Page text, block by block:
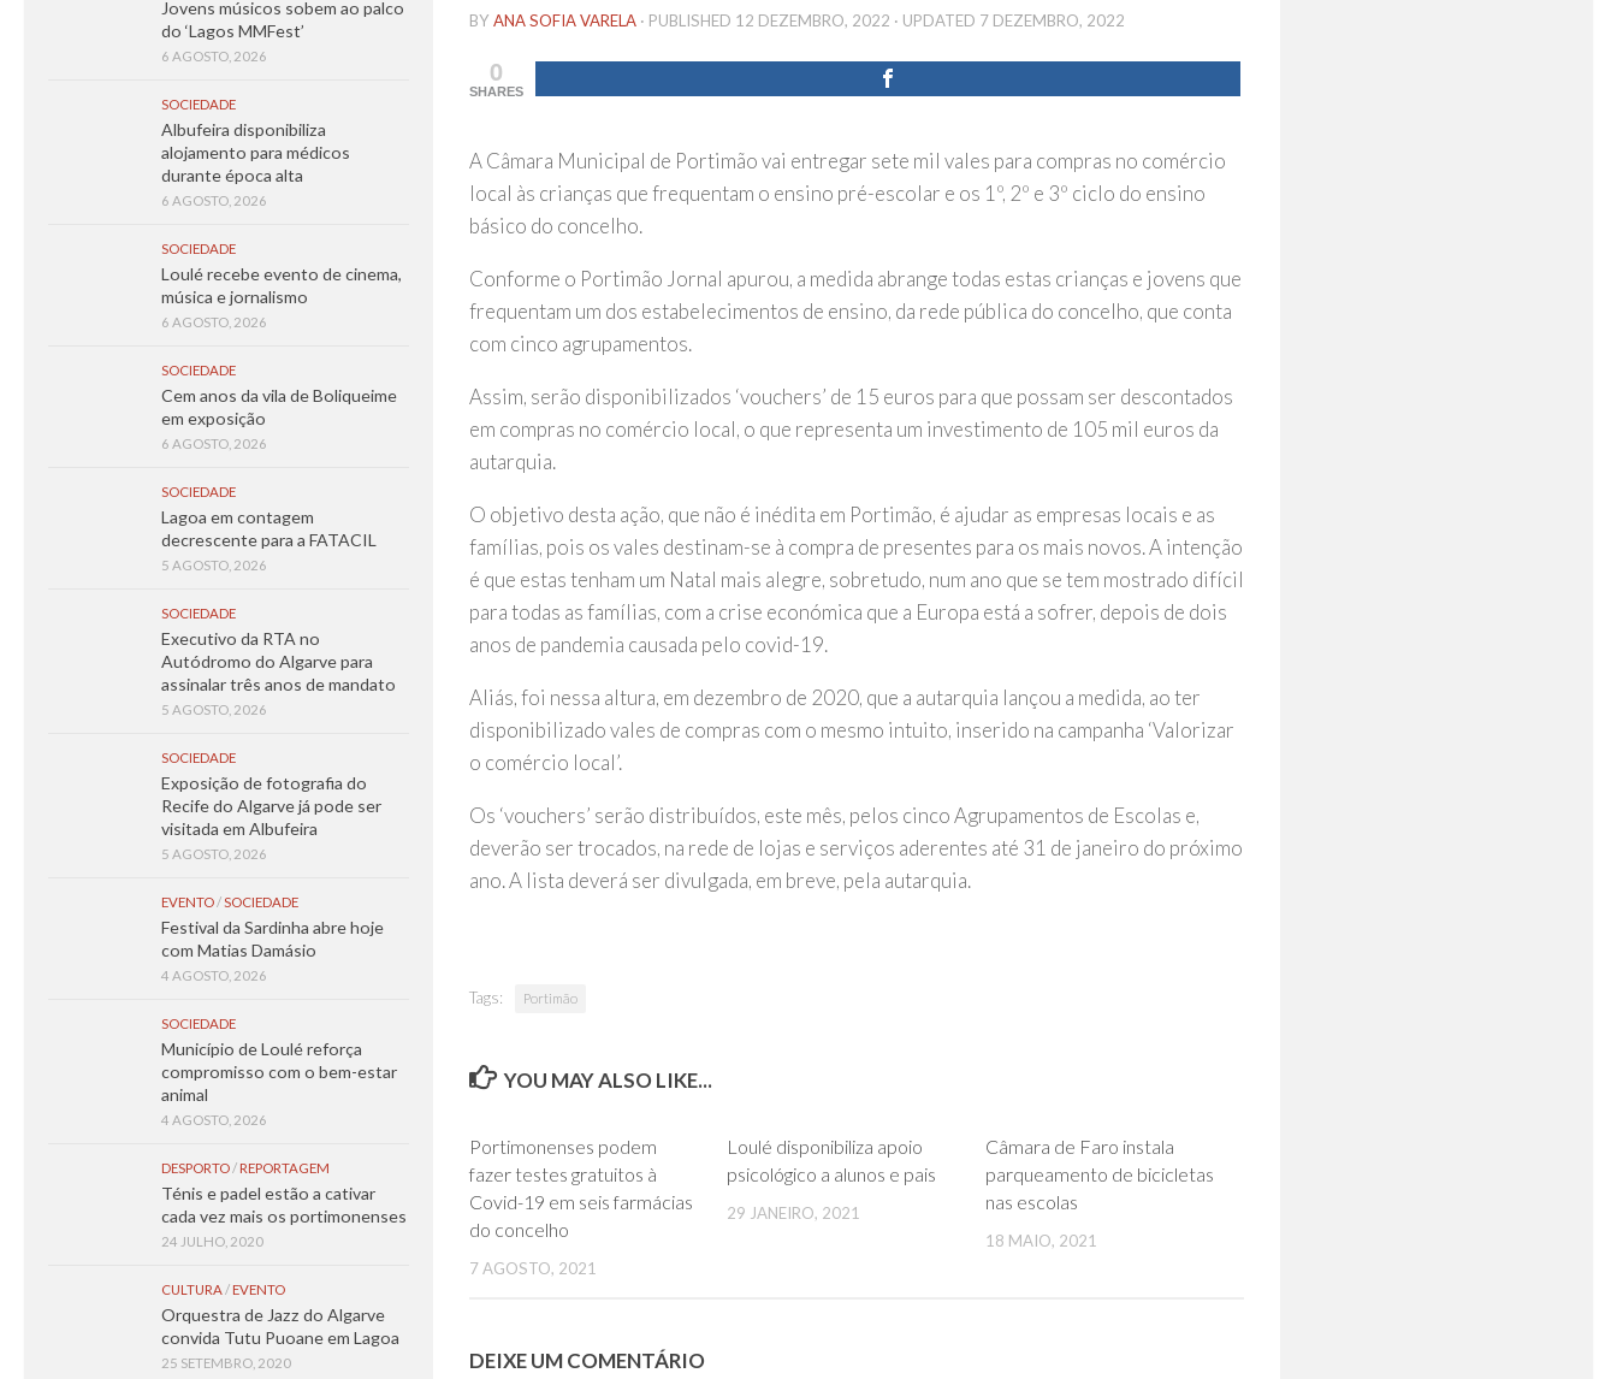
BY ANA SOFIA VARELA · PUBLISHED 12 DEZEMBRO, 2022 · UPDATED 7 DEZEMBRO, 2022
0
SHARES
A Câmara Municipal de Portimão vai entregar sete mil vales para compras no comércio
local às crianças que frequentam o ensino pré-escolar e os 1º, 2º e 3º ciclo do ensino
básico do concelho.
Conforme o Portimão Jornal apurou, a medida abrange todas estas crianças e jovens que
frequentam um dos estabelecimentos de ensino, da rede pública do concelho, que conta
com cinco agrupamentos.
Assim, serão disponibilizados ‘vouchers’ de 15 euros para que possam ser descontados
em compras no comércio local, o que representa um investimento de 105 mil euros da
autarquia.
O objetivo desta ação, que não é inédita em Portimão, é ajudar as empresas locais e as
famílias, pois os vales destinam-se à compra de presentes para os mais novos. A intenção
é que estas tenham um Natal mais alegre, sobretudo, num ano que se tem mostrado difícil
para todas as famílias, com a crise económica que a Europa está a sofrer, depois de dois
anos de pandemia causada pelo covid-19.
Aliás, foi nessa altura, em dezembro de 2020, que a autarquia lançou a medida, ao ter
disponibilizado vales de compras com o mesmo intuito, inserido na campanha ‘Valorizar
o comércio local’.
Os ‘vouchers’ serão distribuídos, este mês, pelos cinco Agrupamentos de Escolas e,
deverão ser trocados, na rede de lojas e serviços aderentes até 31 de janeiro do próximo
ano. A lista deverá ser divulgada, em breve, pela autarquia.
Tags: Portimão
YOU MAY ALSO LIKE...
Portimonenses podem
fazer testes gratuitos à
Covid-19 em seis farmácias
do concelho
7 AGOSTO, 2021
Loulé disponibiliza apoio
psicológico a alunos e pais
29 JANEIRO, 2021
Câmara de Faro instala
parqueamento de bicicletas
nas escolas
18 MAIO, 2021
DEIXE UM COMENTÁRIO
Jovens músicos sobem ao palco
do ‘Lagos MMFest’
6 AGOSTO, 2026
SOCIEDADE
Albufeira disponibiliza
alojamento para médicos
durante época alta
6 AGOSTO, 2026
SOCIEDADE
Loulé recebe evento de cinema,
música e jornalismo
6 AGOSTO, 2026
SOCIEDADE
Cem anos da vila de Boliqueime
em exposição
6 AGOSTO, 2026
SOCIEDADE
Lagoa em contagem
decrescente para a FATACIL
5 AGOSTO, 2026
SOCIEDADE
Executivo da RTA no
Autódromo do Algarve para
assinalar três anos de mandato
5 AGOSTO, 2026
SOCIEDADE
Exposição de fotografia do
Recife do Algarve já pode ser
visitada em Albufeira
5 AGOSTO, 2026
EVENTO/SOCIEDADE
Festival da Sardinha abre hoje
com Matias Damásio
4 AGOSTO, 2026
SOCIEDADE
Município de Loulé reforça
compromisso com o bem-estar
animal
4 AGOSTO, 2026
DESPORTO/ REPORTAGEM
Ténis e padel estão a cativar
cada vez mais os portimonenses
24 JULHO, 2020
CULTURA/ EVENTO
Orquestra de Jazz do Algarve
convida Tutu Puoane em Lagoa
25 SETEMBRO, 2020